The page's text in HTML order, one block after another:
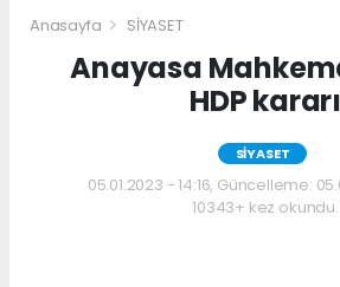
Anasayfa SİYASET
Anayasa
HDP kararı
SİYASET
05.01.2023 - 14:16, Güncelleme:
10343+ kez okundu.